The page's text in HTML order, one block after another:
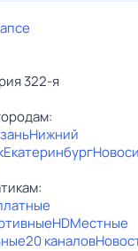
322-я
Нижний
Екатеринбург
HDМестные
20 каналов